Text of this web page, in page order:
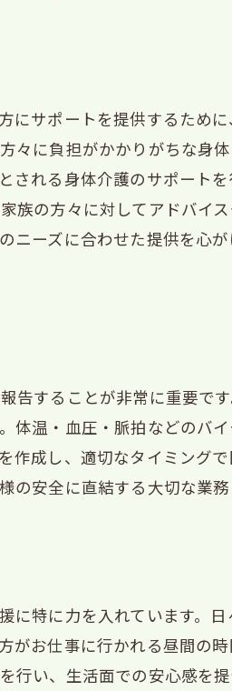
にサポートを提供するため
々に負担がかかりがちな身
れる身体介護のサポート
族の方々に対してアドバイ
ニーズに合わせた提供を心
告することが非常に重要で
体温・血圧・脈拍などのバ
作成し、適切なタイミング
安全に直結する大切な業務
特に力を入れています。
がお仕事に行かれる昼間の
行い、生活面での安心感を